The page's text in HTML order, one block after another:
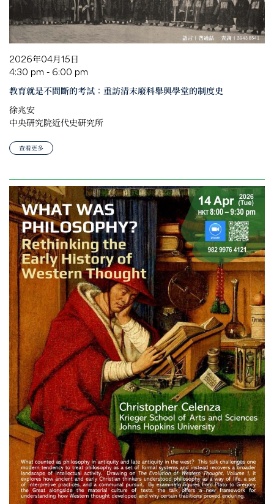
2026年04月15日
4:30 pm - 6:00 pm
教育就是不間斷的考試：重訪清末廢科舉興學堂的制度史
徐兆安
中央研究院近代史研究所
查看更多